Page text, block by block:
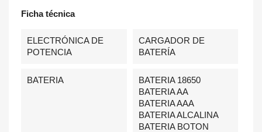
Ficha técnica
ELECTRÓNICA DE
POTENCIA
CARGADOR DE
BATERÍA
BATERIA
BATERIA 18650
BATERIA AA
BATERIA AAA
BATERIA ALCALINA
BATERIA BOTON